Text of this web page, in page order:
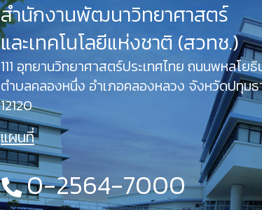
สำนักงานพัฒนาวิทยาศาสตร์
และเทคโนโลยีแห่งชาติ (สวทช.)
111 อุทยานวิทยาศาสตร์ประเทศไทย ถนนพหลโย
ตำบลคลองหนึ่ง อำเภอคลองหลวง จังหวัดปทุมธ
12120
แผนที่
0-2564-7000